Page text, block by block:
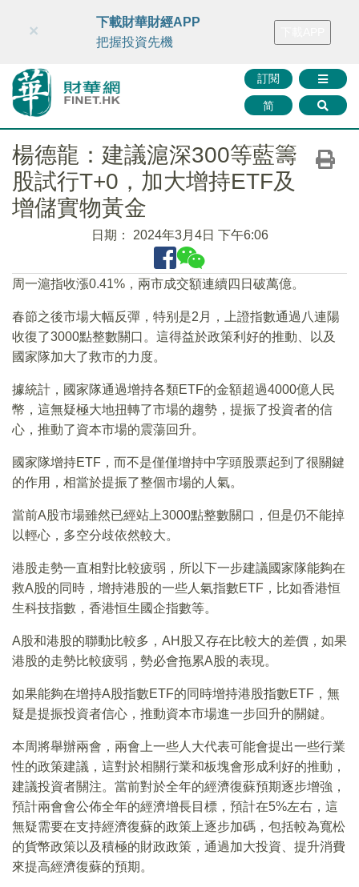
財華智庫網 FINTV FINMETA 財華證券 媒體矩陣
訂閱
简
×
下載財華財經APP
把握投資先機
楊德龍：建議滬深300等藍籌
股試行T+0，加大增持ETF及
增儲實物黃金
日期： 2024年3月4日 下午6:06
周一滬指收漲0.41%，兩市成交額連續四日破萬億。
春節之後市場大幅反彈，特别是2月，上證指數通過八連陽
收復了3000點整數關口。這得益於政策利好的推動、以及
國家隊加大了救市的力度。
據統計，國家隊通過增持各類ETF的金額超過4000億人民
幣，這無疑極大地扭轉了市場的趨勢，提振了投資者的信
心，推動了資本市場的震蕩回升。
國家隊增持ETF，而不是僅僅增持中字頭股票起到了很關鍵
的作用，相當於提振了整個市場的人氣。
當前A股市場雖然已經站上3000點整數關口，但是仍不能掉
以輕心，多空分歧依然較大。
港股走勢一直相對比較疲弱，所以下一步建議國家隊能夠在
救A股的同時，增持港股的一些人氣指數ETF，比如香港恒
生科技指數，香港恒生國企指數等。
A股和港股的聯動比較多，AH股又存在比較大的差價，如果
港股的走勢比較疲弱，勢必會拖累A股的表現。
如果能夠在增持A股指數ETF的同時增持港股指數ETF，無
疑是提振投資者信心，推動資本市場進一步回升的關鍵。
本周將舉辦兩會，兩會上一些人大代表可能會提出一些行業
性的政策建議，這對於相關行業和板塊會形成利好的推動，
建議投資者關注。當前對於全年的經濟復蘇預期逐步增強，
預計兩會會公佈全年的經濟增長目標，預計在5%左右，這
無疑需要在支持經濟復蘇的政策上逐步加碼，包括較為寬松
的貨幣政策以及積極的財政政策，通過加大投資、提升消費
來提高經濟復蘇的預期。